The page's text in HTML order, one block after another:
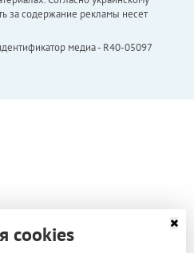
за содержание рекламы несет
медиа - R40-05097
cookies